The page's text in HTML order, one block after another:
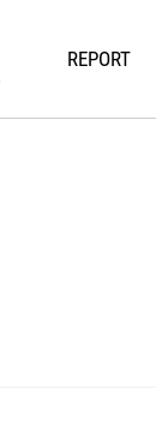
REPORT